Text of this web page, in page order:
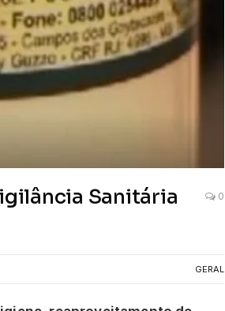
Sanitária
0
GERAL